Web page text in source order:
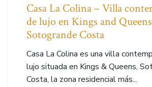
Casa La Colina – Villa
de lujo en Kings and
Sotogrande Costa
Casa La Colina es una villa
lujo situada en Kings & Queens,
Costa, la zona residencial más...